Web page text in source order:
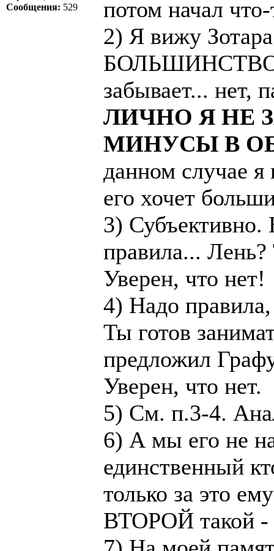
Сообщения: 529
потом начал
2) Я вижу
БОЛЬШИНСТВО,
забывает... нет,
ЛИЧНО Я НЕ
МИНУСЫ В
данном случае
его хочет
3) Субъективно.
правила...
Уверен, что нет!
4) Надо
Ты готов
предложил
Уверен, что нет.
5) См. п.3-4.
6) А мы его не
единственный
только за это
ВТОРОЙ такой -